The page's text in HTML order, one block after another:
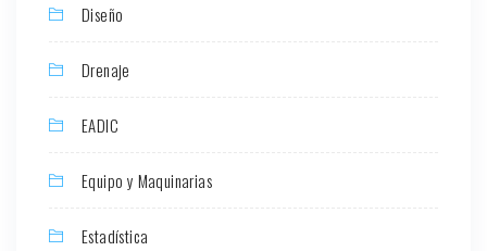
Diseño
Drenaje
EADIC
Equipo y Maquinarias
Estadística